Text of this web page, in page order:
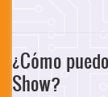
¿Cómo
Show?